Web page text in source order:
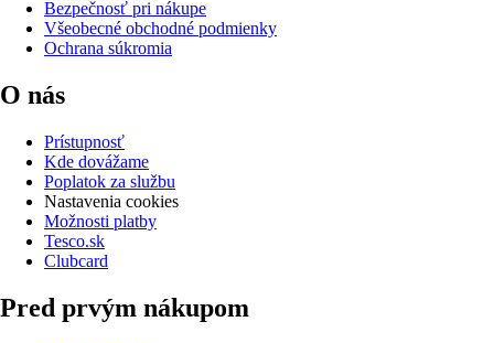
Bezpečnosť pri nákupe
Všeobecné obchodné podmienky
Ochrana súkromia
O nás
Prístupnosť
Kde dovážame
Poplatok za službu
Nastavenia cookies
Možnosti platby
Tesco.sk
Clubcard
Pred prvým nákupom